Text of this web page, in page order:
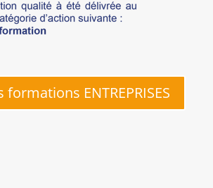
formations ENTREPRISES